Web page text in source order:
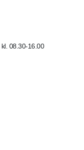
08.30-16.00